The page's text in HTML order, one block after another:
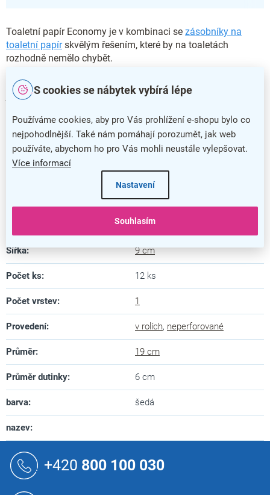
S cookies se nábytek vybírá lépe
Používáme cookies, aby pro Vás prohlížení e-shopu bylo co
nejpohodlnější. Také nám pomáhají porozumět, jak web
používáte, abychom ho pro Vás mohli neustále vylepšovat.
Více informací
Nastavení
Souhlasím
Toaletní papír Economy je v kombinaci se zásobníky na
toaletní papírskvělým řešením, které by na toaletách
rozhodně nemělo chybět.
Při objednání obdržíte 12 rolí , které disponují
jednovrstvého papíru. Průměr role je 19 cm.
Doplňkové parametry
Kategorie: Toaletní papíry
šedá
5 let
18000 cm
Šířka: 9 cm
Počet ks: 12 ks
Počet vrstev: 1
Provedení: v rolích, neperforované
Průměr: 19 cm
Průměr dutinky: 6 cm
barva: šedá
nazev:
+420 800 100 030